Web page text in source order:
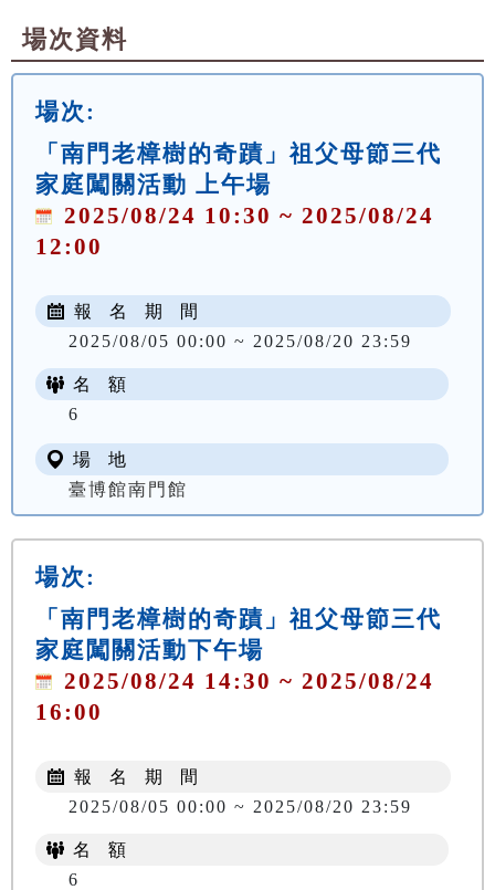
場次資料
場次:
「南門老樟樹的奇蹟」祖父母節三代
家庭闖關活動 上午場
2025/08/24 10:30 ~ 2025/08/24
12:00
報 名 期 間
2025/08/05 00:00 ~ 2025/08/20 23:59
名 額
6
場 地
臺博館南門館
場次:
「南門老樟樹的奇蹟」祖父母節三代
家庭闖關活動下午場
2025/08/24 14:30 ~ 2025/08/24
16:00
報 名 期 間
2025/08/05 00:00 ~ 2025/08/20 23:59
名 額
6